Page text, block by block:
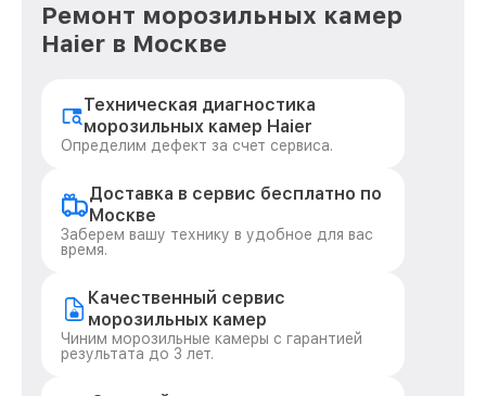
Ремонт морозильных камер
Haier в Москве
Техническая диагностика
морозильных камер Haier
Определим дефект за счет сервиса.
Доставка в сервис бесплатно по
Москве
Заберем вашу технику в удобное для вас
время.
Качественный сервис
морозильных камер
Чиним морозильные камеры с гарантией
результата до 3 лет.